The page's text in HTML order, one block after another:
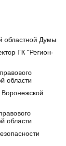
областной Думы
ГК "Регион-
области
области